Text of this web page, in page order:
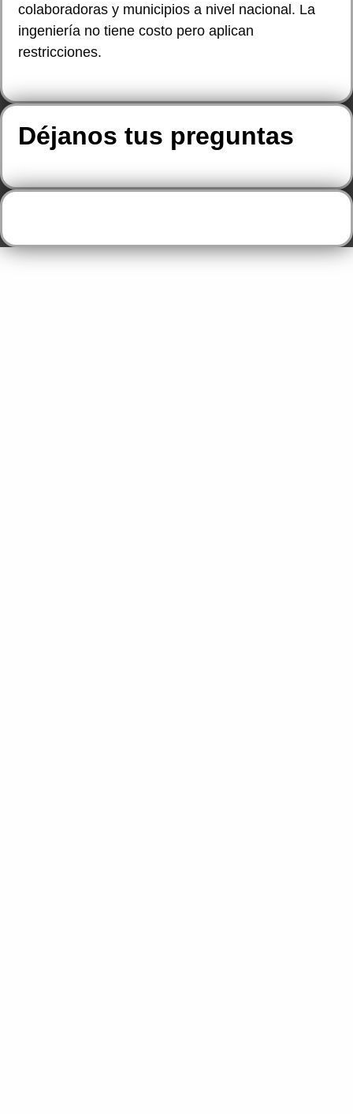
colaboradoras y municipios a nivel nacional. La
ingeniería no tiene costo pero aplican
restricciones.
Déjanos tus preguntas